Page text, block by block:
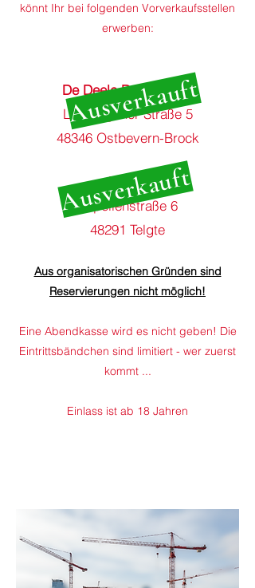
könnt Ihr bei folgenden Vorverkaufsstellen
erwerben:
De Deele Drinkenstiet
Ladbergener Straße 5
48346 Ostbevern-Brock
LesArt
Kapellenstraße 6
48291 Telgte
Aus organisatorischen Gründen sind
Reservierungen nicht möglich!
Eine Abendkasse wird es nicht geben! Die
Eintrittsbändchen sind limitiert - wer zuerst
kommt ...
Einlass ist ab 18 Jahren
Ausverkauft
Ausverkauft